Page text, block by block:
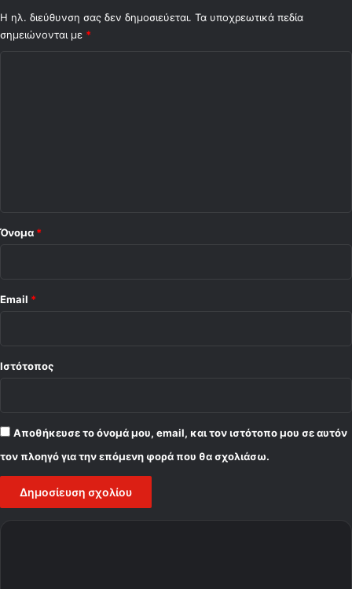
Η ηλ. διεύθυνση σας δεν δημοσιεύεται. Τα υποχρεωτικά πεδία
σημειώνονται με *
Όνομα *
Email *
Ιστότοπος
Αποθήκευσε το όνομά μου, email, και τον ιστότοπο μου σε αυτόν
τον πλοηγό για την επόμενη φορά που θα σχολιάσω.